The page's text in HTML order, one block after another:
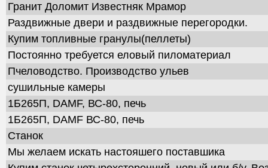
Гранит Доломит Известняк Мрамор
Раздвижные двери и раздвижные перегородки.
Купим топливные гранулы(пеллеты)
Постоянно требуется еловый пиломатериал
Пчеловодство. Производство ульев
сушильные камеры
1Б265П, DAMF, ВС-80, печь
1Б265П, DAMF ВС-80, печь
Станок
Мы желаем искать настояшего поставшика